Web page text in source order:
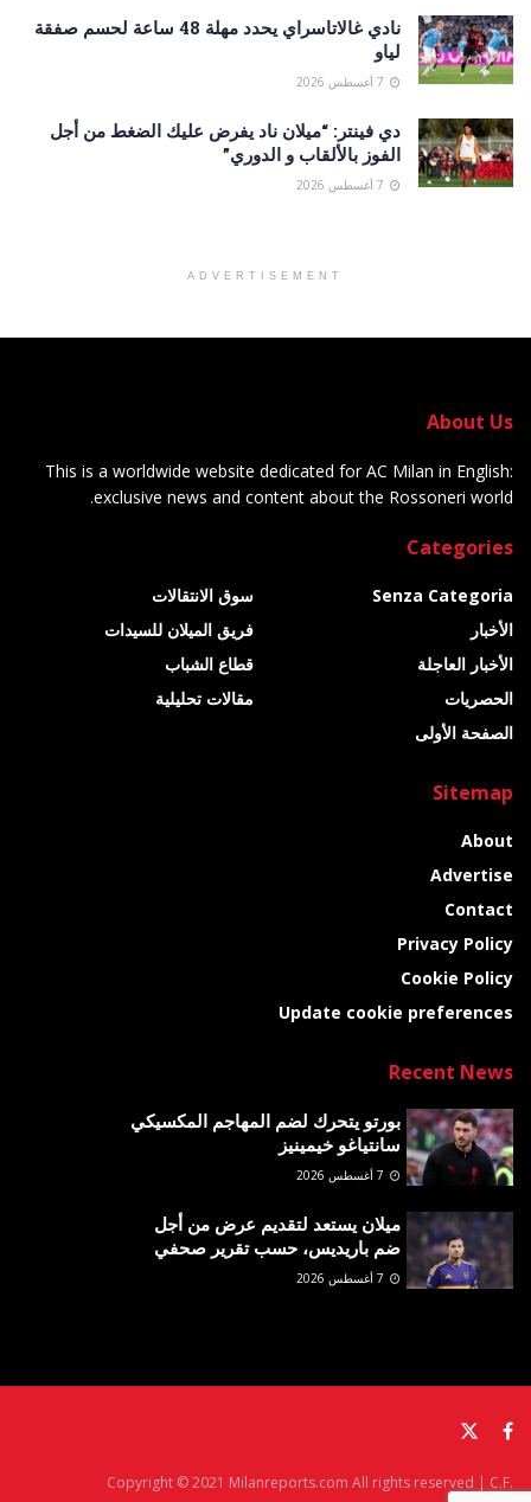
نادي غالاتاسراي يحدد مهلة 48 ساعة لحسم صفقة
لياو
دي فينتر: “ميلان ناد يفرض عليك الضغط من أجل
الفوز بالألقاب و الدوري”
ADVERTISEMENT
About Us
This is a worldwide website dedicated for AC Milan in English:
exclusive news and content about the Rossoneri world.
Categories
Senza Categoria
الأخبار
الأخبار العاجلة
الحصريات
الصفحة الأولى
سوق الانتقالات
فريق الميلان للسيدات
قطاع الشباب
مقالات تحليلية
Sitemap
About
Advertise
Contact
Privacy Policy
Cookie Policy
Update cookie preferences
Recent News
بورتو يتحرك لضم المهاجم المكسيكي
سانتياغو خيمينيز
ميلان يستعد لتقديم عرض من أجل
ضم باريديس، حسب تقرير صحفي
Copyright © 2021 Milanreports.com All rights reserved | C.F.